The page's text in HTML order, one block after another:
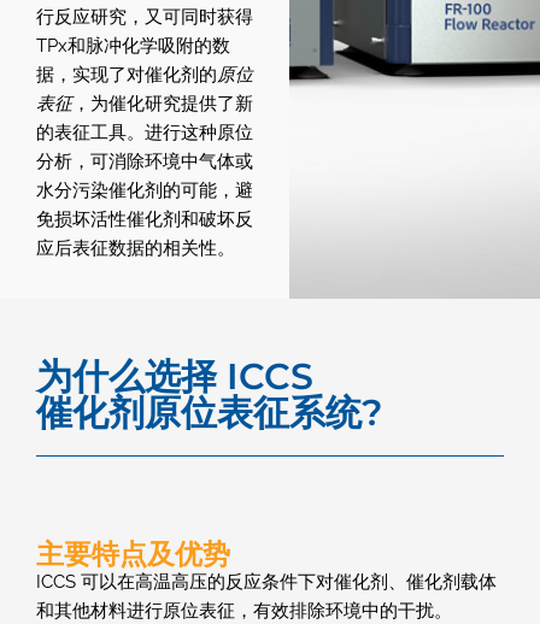
行反应研究，又可同时获得
TPx和脉冲化学吸附的数
据，实现了对催化剂的原位
表征，为催化研究提供了新
的表征工具。进行这种原位
分析，可消除环境中气体或
水分污染催化剂的可能，避
免损坏活性催化剂和破坏反
应后表征数据的相关性。
为什么选择 ICCS
催化剂原位表征系统?
主要特点及优势
ICCS 可以在高温高压的反应条件下对催化剂、催化剂载体
和其他材料进行原位表征，有效排除环境中的干扰。